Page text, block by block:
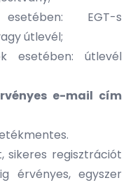
EGT-s
útlevél;
esetében: útlevél
e-mail cím
sikeres regisztrációt
érvényes, egyszer